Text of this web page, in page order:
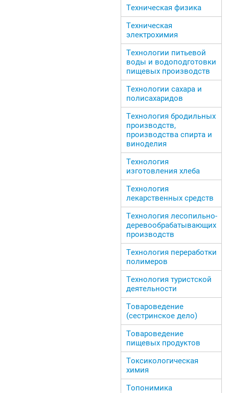
Техническая физика
Техническая
электрохимия
Технологии питьевой
воды и водоподготовки
пищевых производств
Технологии сахара и
полисахаридов
Технология бродильных
производств,
производства спирта и
виноделия
Технология
изготовления хлеба
Технология
лекарственных средств
Технология лесопильно-
деревообрабатывающих
производств
Технология переработки
полимеров
Технология туристской
деятельности
Товароведение
(сестринское дело)
Товароведение
пищевых продуктов
Токсикологическая
химия
Топонимика